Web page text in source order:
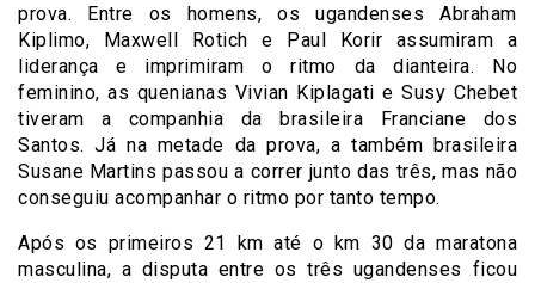
prova. Entre os homens, os ugandenses Abraham
Kiplimo, Maxwell Rotich e Paul Korir assumiram a
liderança e imprimiram o ritmo da dianteira. No
feminino, as quenianas Vivian Kiplagati e Susy Chebet
tiveram a companhia da brasileira Franciane dos
Santos. Já na metade da prova, a também brasileira
Susane Martins passou a correr junto das três, mas não
conseguiu acompanhar o ritmo por tanto tempo.
Após os primeiros 21 km até o km 30 da maratona
masculina, a disputa entre os três ugandenses ficou